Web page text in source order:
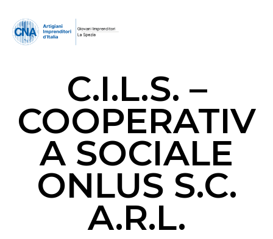
C.I.L.S. –
COOPERATIV
A SOCIALE
ONLUS S.C.
A.R.L.